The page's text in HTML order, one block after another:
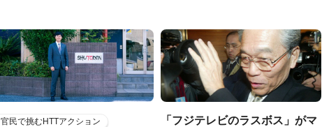
官民で挑むHTTアクション
「フジテレビのラスボス」がマ